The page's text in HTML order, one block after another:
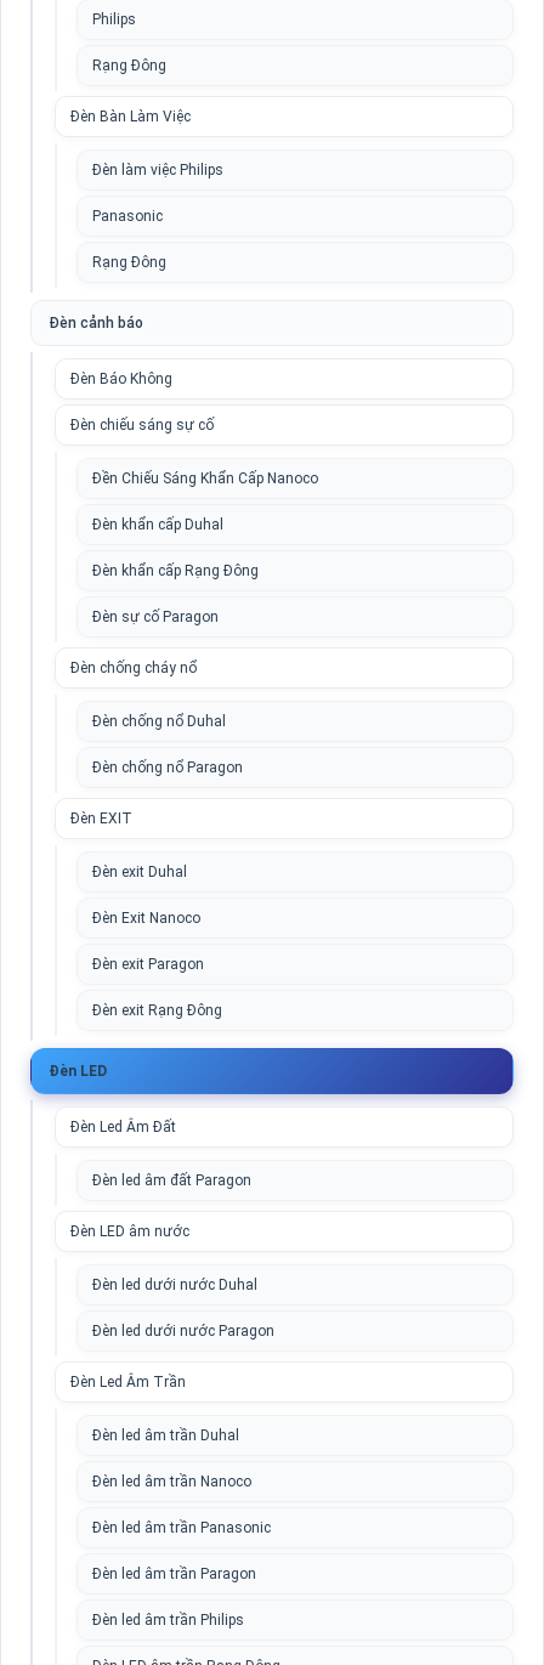
Philips
Rạng Đông
Đèn Bàn Làm Việc
Đèn làm việc Philips
Panasonic
Rạng Đông
Đèn cảnh báo
Đèn Báo Không
Đèn chiếu sáng sự cố
Đền Chiếu Sáng Khẩn Cấp Nanoco
Đèn khẩn cấp Duhal
Đèn khẩn cấp Rạng Đông
Đèn sự cố Paragon
Đèn chống cháy nổ
Đèn chống nổ Duhal
Đèn chống nổ Paragon
Đèn EXIT
Đèn exit Duhal
Đèn Exit Nanoco
Đèn exit Paragon
Đèn exit Rạng Đông
Đèn LED
Đèn Led Âm Đất
Đèn led âm đất Paragon
Đèn LED âm nước
Đèn led dưới nước Duhal
Đèn led dưới nước Paragon
Đèn Led Âm Trần
Đèn led âm trần Duhal
Đèn led âm trần Nanoco
Đèn led âm trần Panasonic
Đèn led âm trần Paragon
Đèn led âm trần Philips